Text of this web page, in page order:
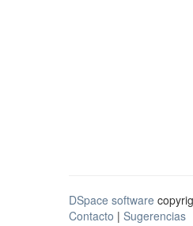
DSpace software
Contacto | Sugerencias